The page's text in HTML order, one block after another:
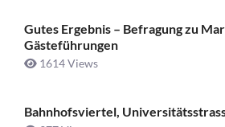
Gutes Ergebnis – Befragung zu
Gästeführungen
1614 Views
Bahnhofsviertel,